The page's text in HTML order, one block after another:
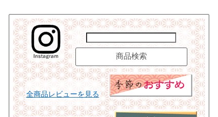
全商品レビューを見る